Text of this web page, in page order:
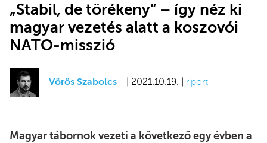
„Stabil, de törékeny” – így néz ki
magyar vezetés alatt a koszovói
NATO-misszió
Vörös Szabolcs | 2021.10.19. | riport
Magyar tábornok vezeti a következő egy évben a